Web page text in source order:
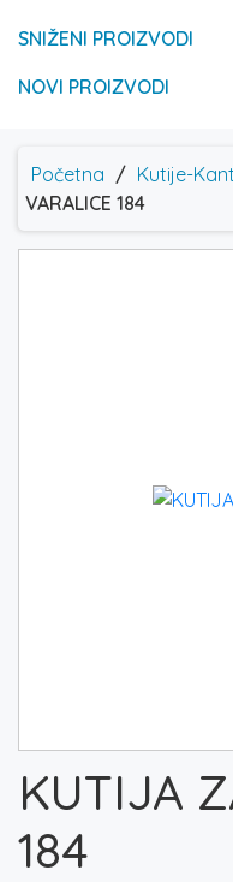
SNIŽENI PROIZVODI
NOVI PROIZVODI
Početna / Kutije-
VARALICE 184
KUTIJA
184